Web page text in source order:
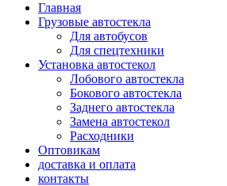
Главная
Грузовые автостекла
Для автобусов
Для спецтехники
Установка автостекол
Лобового автостекла
Бокового автостекла
Заднего автостекла
Замена автостекол
Расходники
Оптовикам
доставка и оплата
контакты